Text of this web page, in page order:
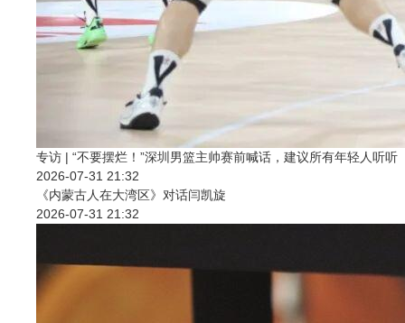
专访 | “不要摆烂！”深圳男篮主帅赛前喊话，建议所有年轻人听听
2026-07-31 21:32
《内蒙古人在大湾区》对话闫凯旋
2026-07-31 21:32